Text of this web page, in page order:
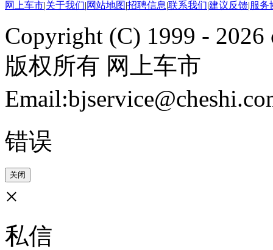
网上车市|关于我们|网站地图|招聘信息|联系我们|建议反馈|服务
Copyright (C) 1999 - 2026
版权所有 网上车市
错误
关闭
×
私信